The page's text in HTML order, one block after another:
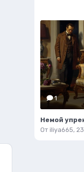
1
Немой
От iliya665,